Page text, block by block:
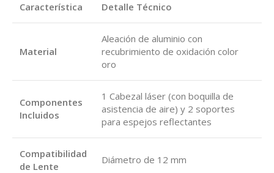
Característica Detalle Técnico
Material
Aleación de aluminio con
recubrimiento de oxidación color
oro
Componentes
Incluidos
1 Cabezal láser (con boquilla de
asistencia de aire) y 2 soportes
para espejos reflectantes
Compatibilidad
de Lente
Diámetro de 12 mm